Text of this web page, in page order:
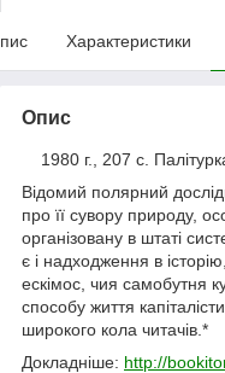
Характеристики
Опис
1980 г., 207 c.
Відомий полярний
про її сувору природу,
організовану в штаті
є і надходження в
ескімос, чия самобутня
способу життя
широкого кола читачів.*
Докладніше: http://